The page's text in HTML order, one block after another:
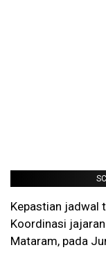
Kepastian jadwal
Koordinasi
Mataram, pada